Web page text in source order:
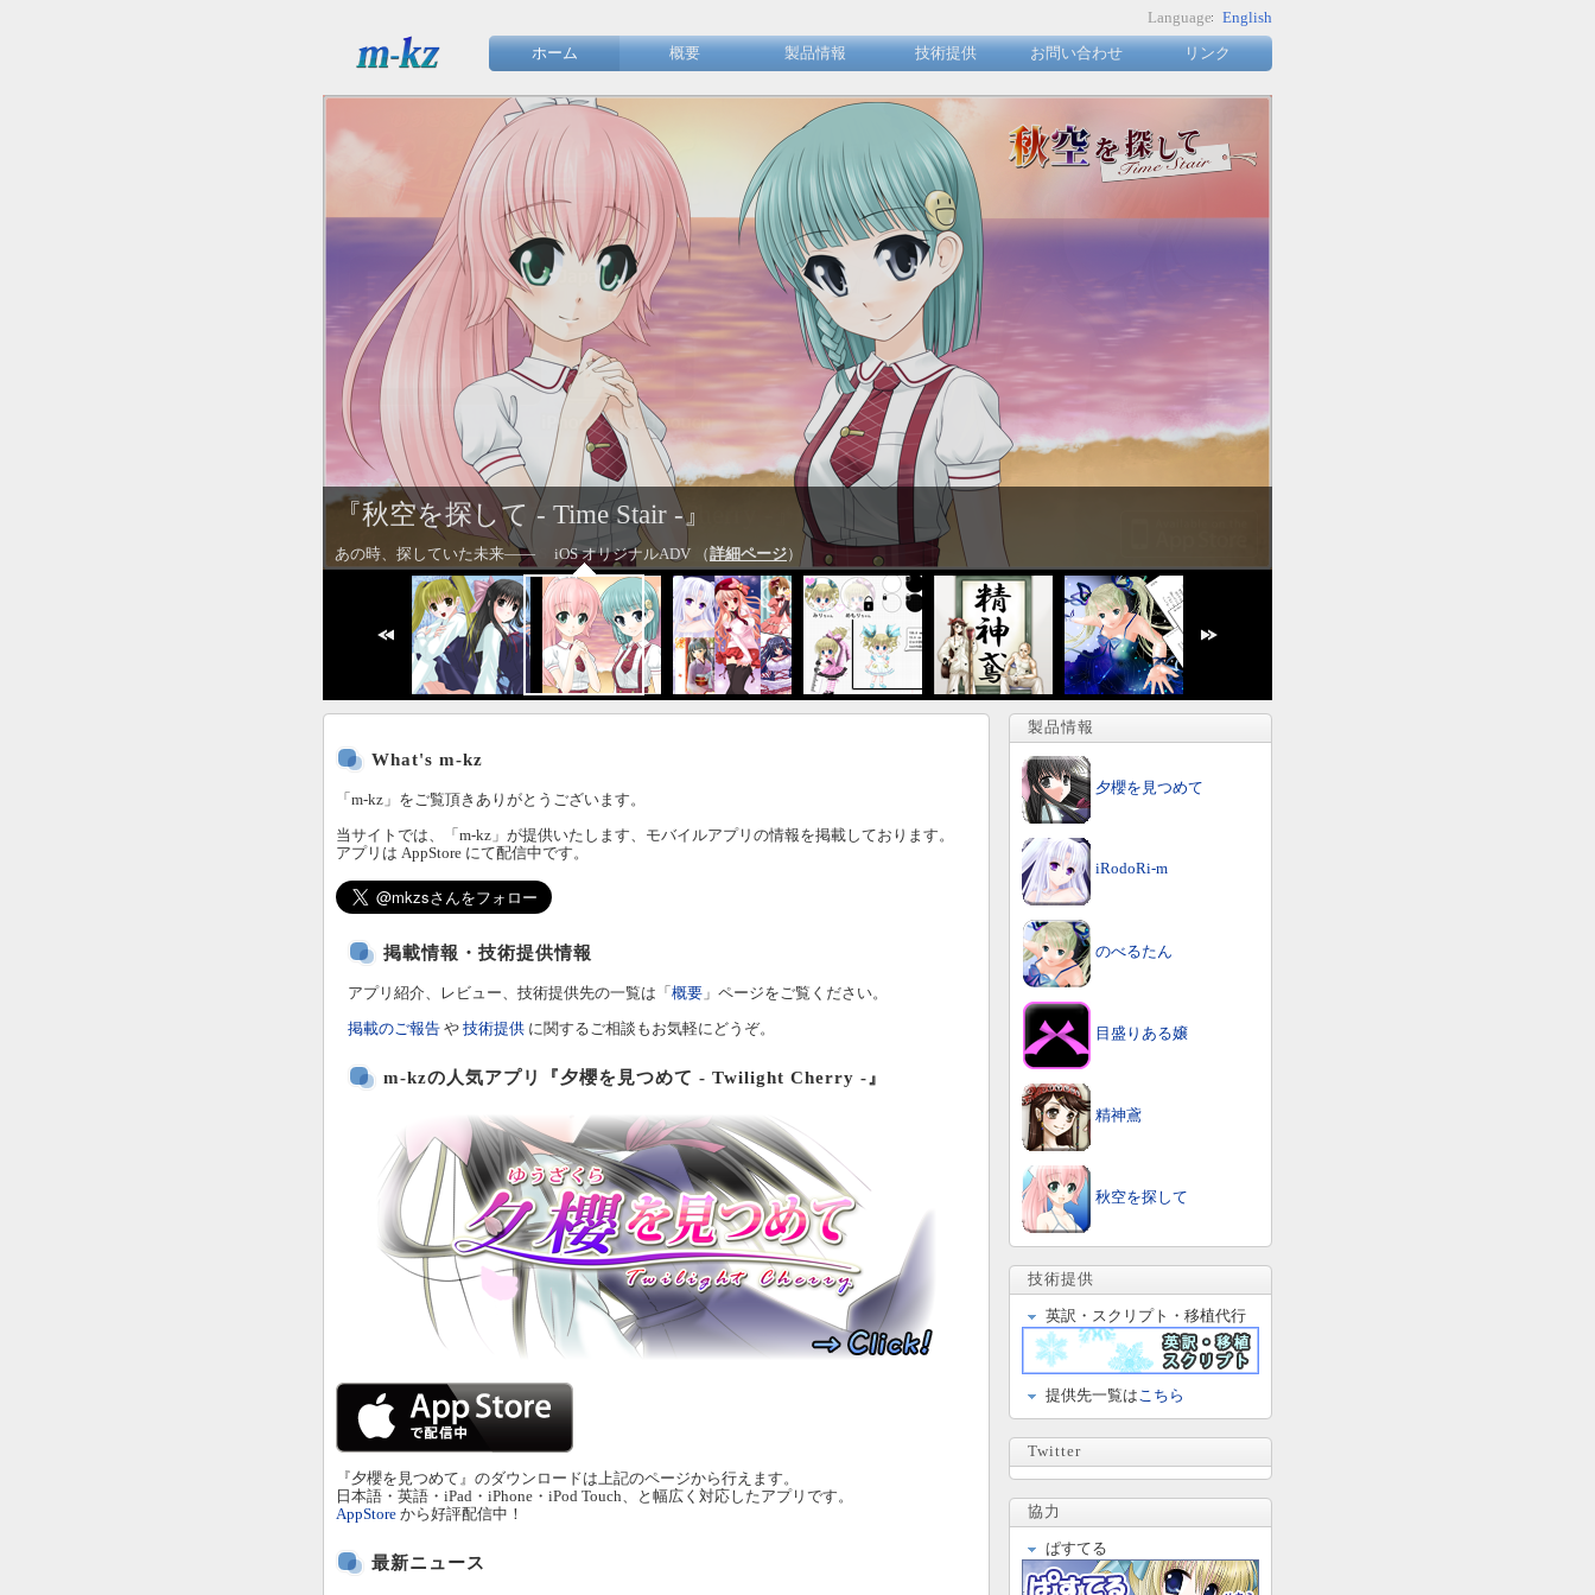
Language English
ホーム 概要 製品情報 技術提供 お問い合わせ リンク
『秋空を探して - Time Stair -』
あの時、探していた未来―― iOS オリジナルADV （詳細ページ）
What's m-kz
「m-kz」 をご覧頂きありがとうございます。
当サイトでは、 「m-kz」 が提供いたします、 モバイルアプリ の情報を掲載しております。
アプリは AppStore にて配信中です。
掲載情報・技術提供情報
アプリ紹介、レビュー、技術提供先の一覧は「 概要 」ページをご覧ください。
掲載のご報告 や 技術提供 に関するご相談もお気軽にどうぞ。
m-kzの人気アプリ『夕櫻を見つめて - Twilight Cherry -』
『夕櫻を見つめて』のダウンロードは上記のページから行えます。
日本語・英語・iPad・iPhone・iPod Touch、と幅広く対応したアプリです。
AppStore から好評配信中！
最新ニュース
製品情報
夕櫻を見つめて
iRodoRi-m
のべるたん
目盛りある嬢
精神鳶
秋空を探して
技術提供
英訳・スクリプト・移植代行
提供先一覧はこちら
Twitter
協力
ぱすてる